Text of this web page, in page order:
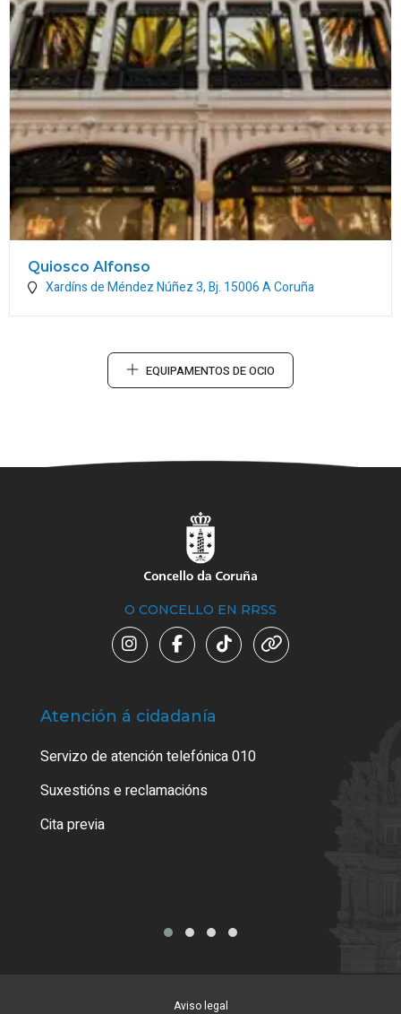
Quiosco Alfonso
Xardíns de Méndez Núñez 3, Bj. 15006A Coruña
EQUIPAMENTOS DE OCIO
O CONCELLO EN RRSS
Atención á cidadanía
Servizo de atención telefónica 010
Suxestións e reclamacións
Cita previa
Aviso legal